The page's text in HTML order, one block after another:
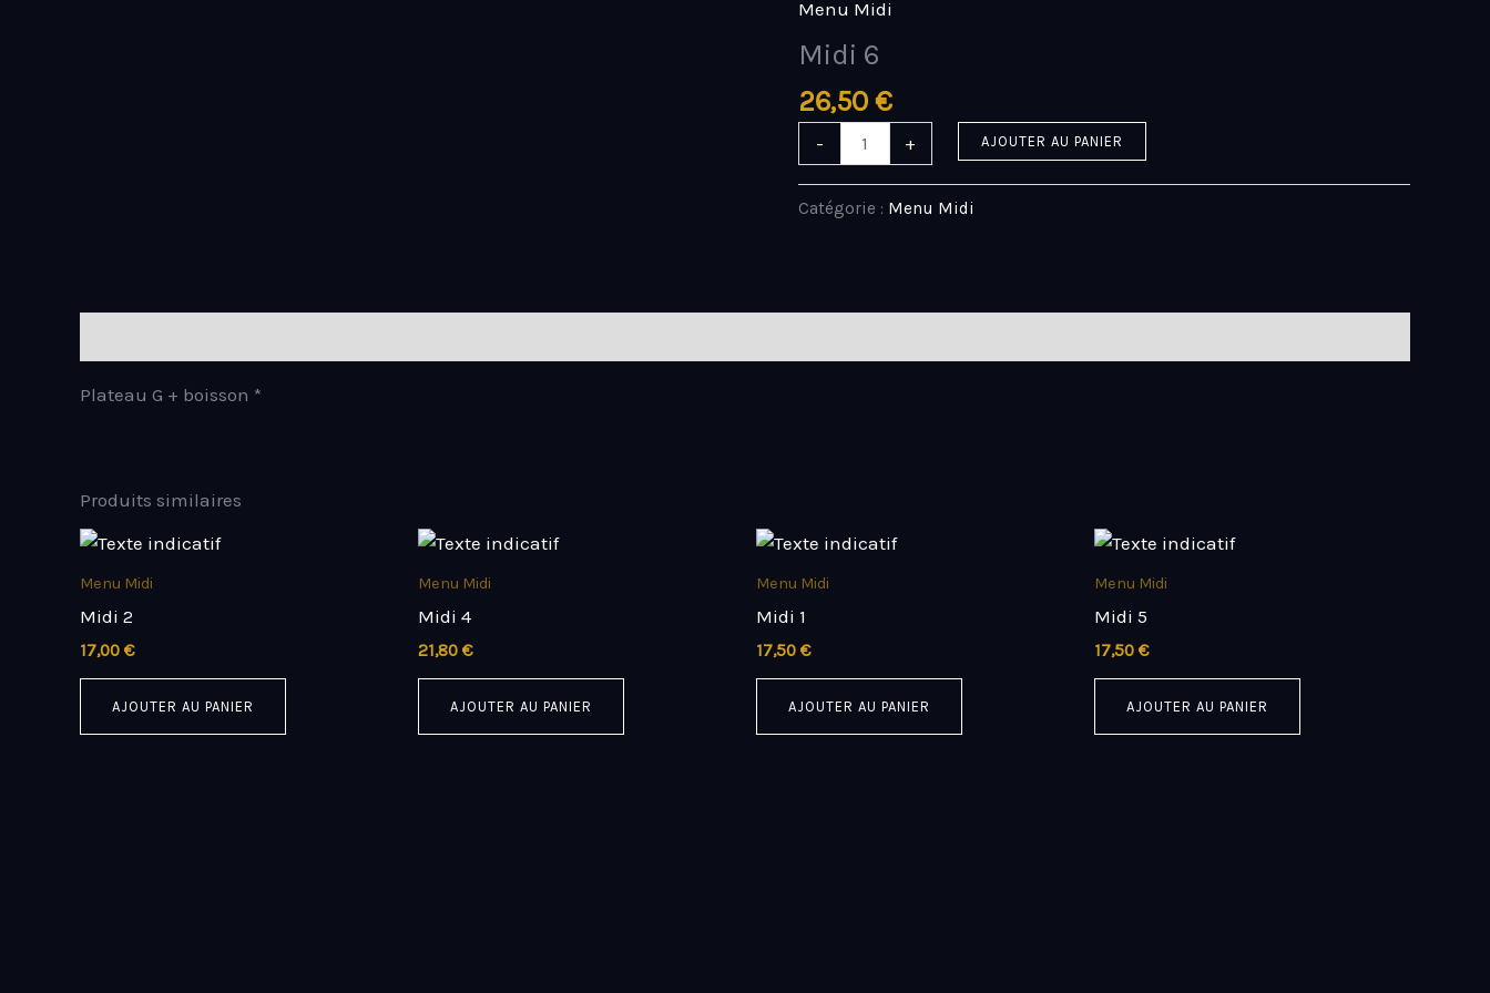
Menu Midi
Midi 6
26,50 €
-
quantité
de
6
+
AJOUTER AU PANIER
Catégorie : Menu Midi
Plateau G + boisson *
Produits similaires
Menu Midi
Midi 2
17,00 €
AJOUTER AU PANIER
Menu Midi
Midi 4
21,80 €
AJOUTER AU PANIER
Menu Midi
Midi 1
17,50 €
AJOUTER AU PANIER
Menu Midi
Midi 5
17,50 €
AJOUTER AU PANIER